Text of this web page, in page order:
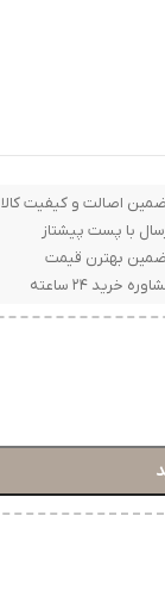
اصالت و کیفیت کالا
با پست پیشتاز
بهترن قیمت
خرید ۲۴ ساعته